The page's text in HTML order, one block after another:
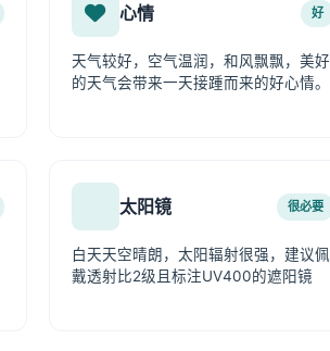
心情 好
天气较好，空气温润，和风飘飘，美好
的天气会带来一天接踵而来的好心情。
太阳镜 很必要
白天天空晴朗，太阳辐射很强，建议佩
戴透射比2级且标注UV400的遮阳镜